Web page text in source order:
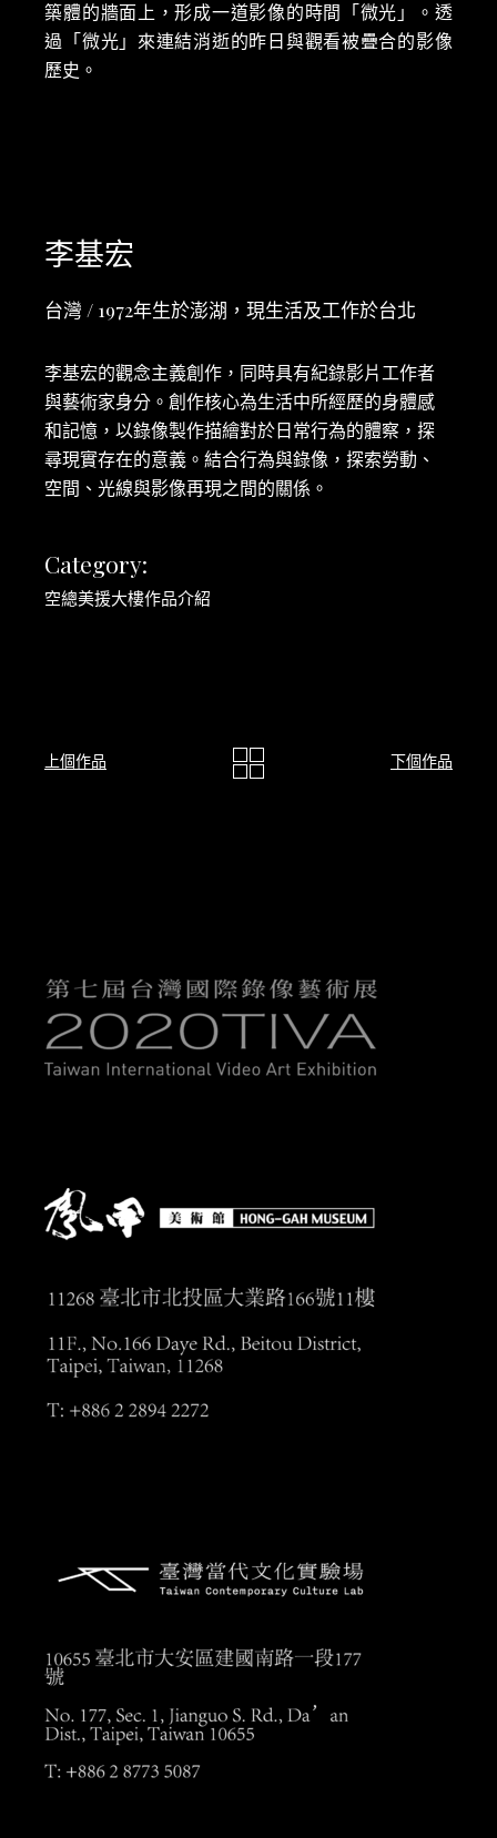
築體的牆面上，形成一道影像的時間「微光」。透
過「微光」來連結消逝的昨日與觀看被疊合的影像
歷史。
李基宏
台灣 / 1972年生於澎湖，現生活及工作於台北
李基宏的觀念主義創作，同時具有紀錄影片工作者
與藝術家身分。創作核心為生活中所經歷的身體感
和記憶，以錄像製作描繪對於日常行為的體察，探
尋現實存在的意義。結合行為與錄像，探索勞動、
空間、光線與影像再現之間的關係。
Category:
空總美援大樓作品介紹
上個作品 下個作品